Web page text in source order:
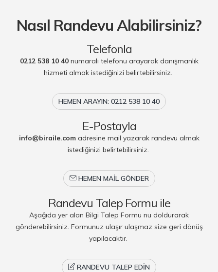
Nasıl Randevu Alabilirsiniz?
Telefonla
0212 538 10 40numaralı telefonu arayarak danışmanlık
hizmeti almak istediğinizi belirtebilirsiniz.
HEMEN ARAYIN: 0212 538 10 40
E-Postayla
info@biraile.comadresine mail yazarak randevu almak
istediğinizi belirtebilirsiniz.
HEMEN MAIL GÖNDER
Randevu Talep Formu ile
Aşağıda yer alan Bilgi Talep Formu nu doldurarak
gönderebilirsiniz. Formunuz ulaşır ulaşmaz size geri dönüş
yapılacaktır.
RANDEVU TALEP EDIN